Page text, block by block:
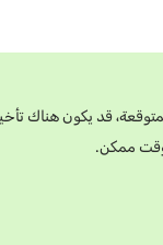
قد يكون هناك
ممكن.